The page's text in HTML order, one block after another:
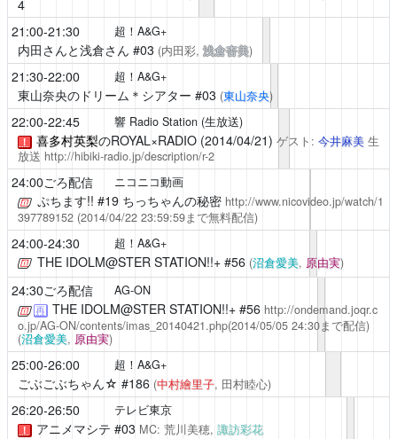
4
21:00-21:30
超！A&G+
内田さんと浅倉さん #03 (内田彩,浅倉杏美)
21:30-22:00 超！A&G+
東山奈央のドリーム＊シアター #03 (東山奈央)
22:00-22:45 響 Radio Station (生放送)
！ 喜多村英梨のROYAL×RADIO (2014/04/21) ゲスト: 今井麻美 生
放送 http://hibiki-radio.jp/description/r-2
24:00ごろ配信 ニコニコ動画
ぷちます!! #19 ちっちゃんの秘密 http://www.nicovideo.jp/watch/1
397789152(2014/04/22 23:59:59まで無料配信)
24:00-24:30 超！A&G+
THE IDOLM@STER STATION!!+#56 (沼倉愛美, 原由実)
24:30ごろ配信 AG-ON
再 THE IDOLM@STER STATION!!+#56 http://ondemand.joqr.c
o.jp/AG-ON/contents/imas_20140421.php(2014/05/05 24:30まで配信)
(沼倉愛美, 原由実)
25:00-26:00 超！A&G+
ごぶごぶちゃん☆ #186 (中村繪里子, 田村睦心)
26:20-26:50 テレビ東京
！ アニメマシテ #03 MC: 荒川美穂, 諏訪彩花